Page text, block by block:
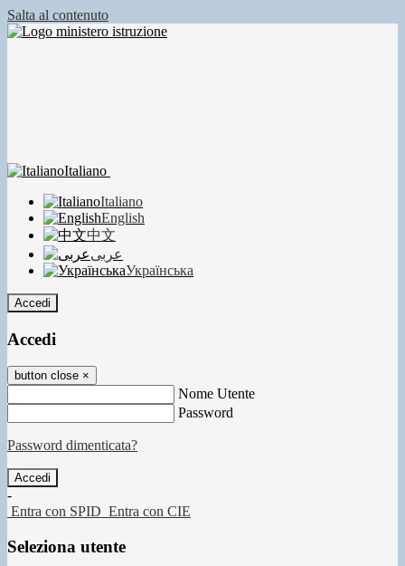
Salta al contenuto
Italiano
Italiano
English
中文
عربى
Українська
Accedi
Accedi
button close ×
Nome Utente
Password
Password dimenticata?
-
Entra con SPID Entra con CIE
Seleziona utente